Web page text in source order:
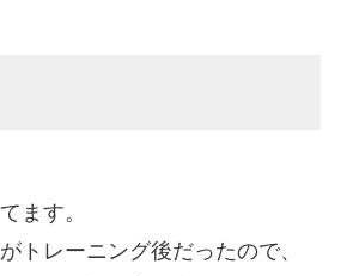
ます。
トレーニング後だったので、